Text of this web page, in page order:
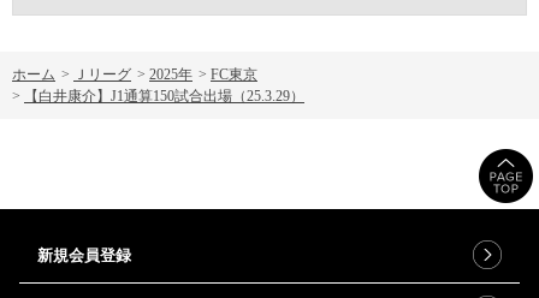
ホーム > Ｊリーグ > 2025年 > FC東京
>
【白井康介】J1通算150試合出場（25.3.29）
新規会員登録